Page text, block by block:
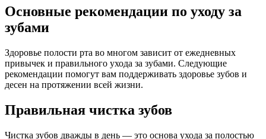
Основные рекомендации по уходу за
зубами
Здоровье полости рта во многом зависит от ежедневных
привычек и правильного ухода за зубами. Следующие
рекомендации помогут вам поддерживать здоровье зубов и
десен на протяжении всей жизни.
Правильная чистка зубов
Чистка зубов дважды в день — это основа ухода за полостью